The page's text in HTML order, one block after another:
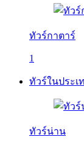
ทัวร์กาตาร์
1
ทัวร์ในประเ
ทัวร์น่าน